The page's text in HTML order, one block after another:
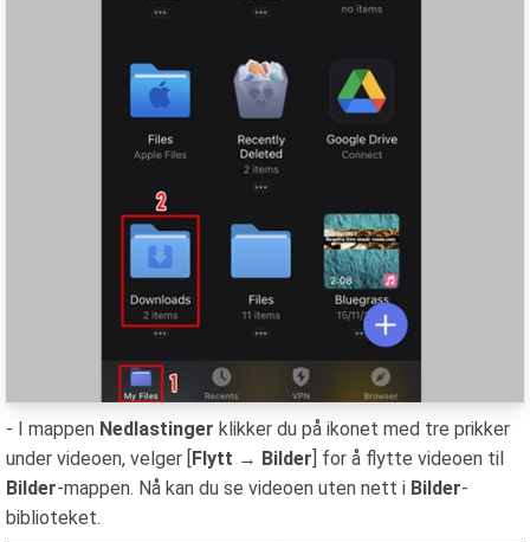
- I mappen Nedlastinger klikker du på ikonet med tre prikker
under videoen, velger [Flytt → Bilder] for å flytte videoen til
Bilder-mappen. Nå kan du se videoen uten nett i Bilder-
biblioteket.